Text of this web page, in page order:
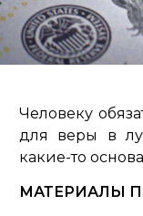
Человеку
для веры в
какие-то
МАТЕРИАЛЫ